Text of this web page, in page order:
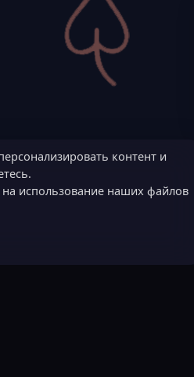
контент и
на использование наших файлов